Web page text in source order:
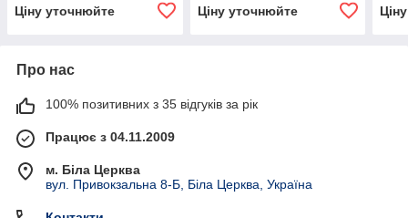
Ціну уточнюйте Ціну уточнюйте
Про нас
100% позитивних з 35 відгуків за рік
Працює з 04.11.2009
м. Біла Церква
вул. Привокзальна 8-Б, Біла Церква, Україна